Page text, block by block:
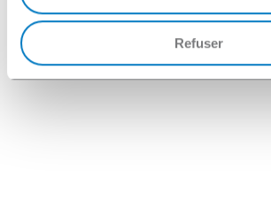
Refuser
Request a quote